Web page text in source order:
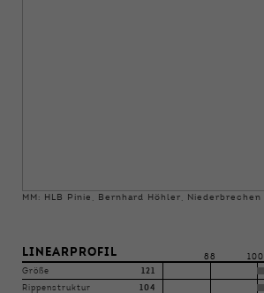
MM: HLB Pinie, Bernhard Höhler, Niederbrechen
LINEARPROFIL 88 100
Größe
121
Rippenstruktur 104